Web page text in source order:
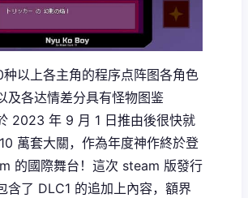
种以上各主角的程序点阵图各角色
及各达情差分具有怪物图鉴
2023 年 9 月 1 日推由後很快就
萬套大關，作為年度神作終於登
的國際舞台！這次 steam 版發行
含了 DLC1 的追加上內容，額界